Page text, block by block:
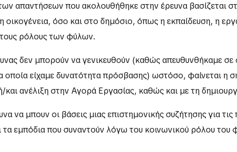
απαντήσεων που ακολουθήθηκε στην έρευνα βασίζεται
όσο και στο δημόσιο, όπως η εκπαίδευση, η
τους ρόλους των φύλων.
δεν μπορούν να γενικευθούν (καθώς απευθυνθήκαμε
είχαμε δυνατότητα πρόσβασης) ωστόσο, φαίνεται η
ή/και ανέλιξη στην Αγορά Εργασίας, καθώς και με τη
να μπουν οι βάσεις μιας επιστημονικής συζήτησης για
εμπόδια που συναντούν λόγω του κοινωνικού ρόλου του